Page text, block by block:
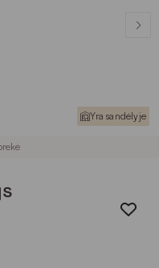
Yra sandėlyje